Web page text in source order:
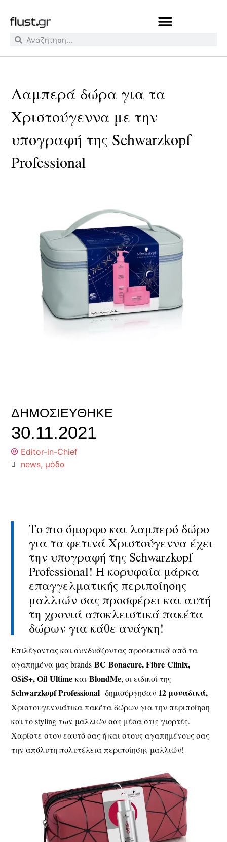
Λαμπερά δώρα για τα
Χριστούγεννα με την
υπογραφή της Schwarzkopf
Professional
ΔΗΜΟΣΙΕΎΘΗΚΕ
30.11.2021
Editor-in-Chief
news, μόδα
Το πιο όμορφο και λαμπερό δώρο
για τα φετινά Χριστούγεννα έχει
την υπογραφή της Schwarzkopf
Professional! Η κορυφαία μάρκα
επαγγελματικής περιποίησης
μαλλιών σας προσφέρει και αυτή
τη χρονιά αποκλειστικά πακέτα
δώρων για κάθε ανάγκη!
Επιλέγοντας και συνδυάζοντας προσεκτικά από τα
αγαπημένα μας brandsBC Bonacure,Fibre Clinix,
OSiS+,Oil Ultime και BlondMe, οι ειδικοί της
Schwarzkopf Professional δημιούργησαν 12 μοναδικά,
Χριστουγεννιάτικα πακέτα δώρων για την περιποίηση
και το styling των μαλλιών σας μέσα στις γιορτές.
Χαρίστε στον εαυτό σας ή και στους αγαπημένους σας
την απόλυτη πολυτέλεια περιποίησης μαλλιών!